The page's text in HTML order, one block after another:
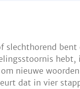
slechthorend bent
hebt,
nieuwe
dat in vier